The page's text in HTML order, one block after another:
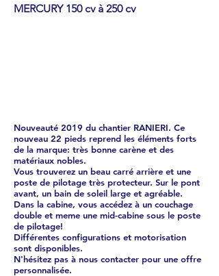
MERCURY 150 cv à 250 cv
Nouveauté 2019 du chantier RANIERI. Ce
nouveau 22 pieds reprend les éléments forts
de la marque: très bonne carène et des
matériaux nobles.
Vous trouverez un beau carré arrière et une
poste de pilotage très protecteur. Sur le pont
avant, un bain de soleil large et agréable.
Dans la cabine, vous accédez à un couchage
double et meme une mid-cabine sous le poste
de pilotage!
Différentes configurations et motorisation
sont disponibles.
N'hésitez pas à nous contacter pour une offre
personnalisée.